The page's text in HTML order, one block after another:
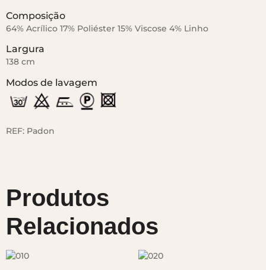
Composição
64% Acrílico 17% Poliéster 15% Viscose 4% Linho
Largura
138 cm
Modos de lavagem
REF: Padon
Produtos
Relacionados